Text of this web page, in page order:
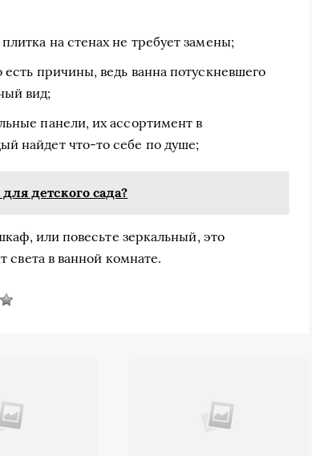
на стенах не требует замены;
причины, ведь ванна потускневшего
вид;
панели, их ассортимент в
найдет что-то себе по душе;
детского сада?
или повесьте зеркальный, это
света в ванной комнате.